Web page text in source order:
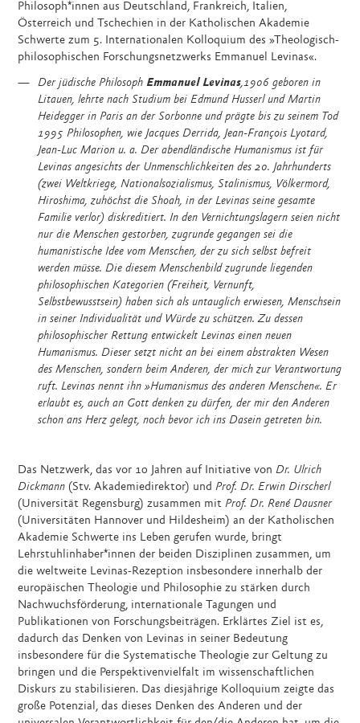
Philosoph*innen aus Deutschland, Frankreich, Italien,
Österreich und Tschechien in der Katholischen Akademie
Schwerte zum 5. Internationalen Kolloquium des »Theologisch-
philosophischen Forschungsnetzwerks Emmanuel Levinas«.
Der jüdische PhilosophEmmanuel Levinas,1906 geboren in
Litauen, lehrte nach Studium bei Edmund Husserl und Martin
Heidegger in Paris an der Sorbonne und prägte bis zu seinem Tod
1995 Philosophen, wie Jacques Derrida, Jean-François Lyotard,
Jean-Luc Marion u. a. Der abendländische Humanismus ist für
Levinas angesichts der Unmenschlichkeiten des 20. Jahrhunderts
(zwei Weltkriege, Nationalsozialismus, Stalinismus, Völkermord,
Hiroshima, zuhöchst die Shoah, in der Levinas seine gesamte
Familie verlor) diskreditiert. In den Vernichtungslagern seien nicht
nur die Menschen ge­storben, zugrunde gegangen sei die
humanistische Idee vom Menschen, der zu sich selbst befreit
werden müsse. Die diesem Menschenbild zugrunde liegenden
philosophischen Kategorien (Freiheit, Vernunft,
Selbstbewusstsein) haben sich als untauglich erwiesen, Menschsein
in seiner Individualität und Würde zu schützen. Zu dessen
philosophischer Rettung entwickelt Levinas einen neuen
Humanismus. Dieser setzt nicht an bei einem abstrakten Wesen
des Menschen, sondern beim Anderen, der mich zur Verantwortung
ruft. Levinas nennt ihn »Humanismus des anderen Menschen«. Er
erlaubt es, auch an Gott denken zu dürfen, der mir den Anderen
schon ans Herz gelegt, noch bevor ich ins Dasein getreten bin.
Das Netzwerk, das vor 10 Jahren auf Initiative vonDr. Ulrich
Dickmann (Stv. Akademiedirektor) undProf. Dr. Erwin Dirscherl
(Universität Regensburg) zusammen mitProf. Dr. René Dausner
(Universitäten Hannover und Hildesheim) an der Katholischen
Akademie Schwerte ins Leben gerufen wurde, bringt
Lehrstuhlinhaber*innen der beiden Disziplinen zusammen, um
die weltweite Levinas-Rezeption insbesondere innerhalb der
europäischen Theologie und Philosophie zu stärken durch
Nachwuchsförderung, internationale Tagungen und
Publikationen von Forschungsbeiträgen. Erklärtes Ziel ist es,
dadurch das Denken von Levinas in seiner Bedeutung
insbesondere für die Systematische Theologie zur Geltung zu
bringen und die Perspektivenvielfalt im wissenschaftlichen
Diskurs zu stabilisieren. Das diesjährige Kolloquium zeigte das
große Potenzial, das dieses Denken des Anderen und der